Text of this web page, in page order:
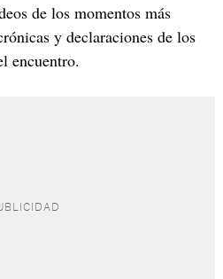
de los momentos más
y declaraciones de los
encuentro.